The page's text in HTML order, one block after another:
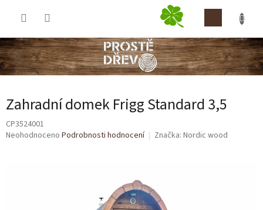
Zahradní domek Frigg Standard 3,5
CP3524001
Průměrné
Neohodnoceno Podrobnosti hodnocení Značka: Nordic wood